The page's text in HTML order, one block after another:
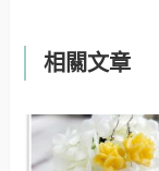
相關文章